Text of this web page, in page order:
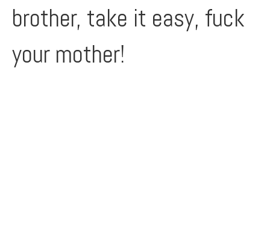
brother, take it easy, fuck
your mother!